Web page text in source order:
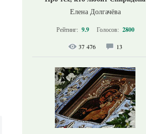
Елена Долгачёва
Рейтинг: 9.9 Голосов: 2800
37 476 13